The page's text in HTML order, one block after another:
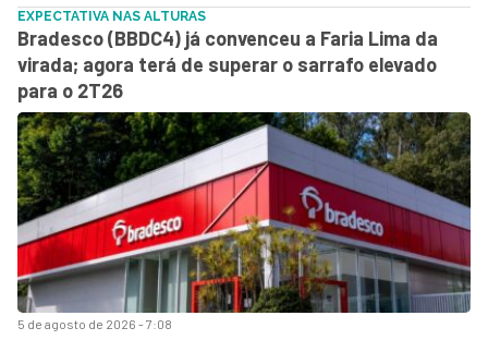
5 de agosto de 2026 - 7:08
EXPECTATIVA NAS ALTURAS
Bradesco (BBDC4) já convenceu a Faria Lima da
virada; agora terá de superar o sarrafo elevado
para o 2T26